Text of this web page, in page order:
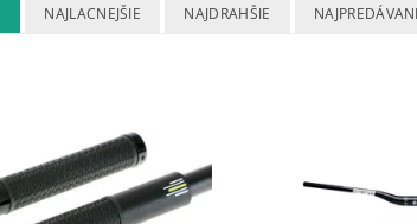
NAJLACNEJŠIE NAJDRAHŠIE